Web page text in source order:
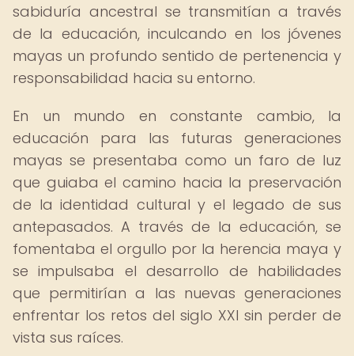
sabiduría ancestral se transmitían a través
de la educación, inculcando en los jóvenes
mayas un profundo sentido de pertenencia y
responsabilidad hacia su entorno.
En un mundo en constante cambio, la
educación para las futuras generaciones
mayas se presentaba como un faro de luz
que guiaba el camino hacia la preservación
de la identidad cultural y el legado de sus
antepasados. A través de la educación, se
fomentaba el orgullo por la herencia maya y
se impulsaba el desarrollo de habilidades
que permitirían a las nuevas generaciones
enfrentar los retos del siglo XXI sin perder de
vista sus raíces.